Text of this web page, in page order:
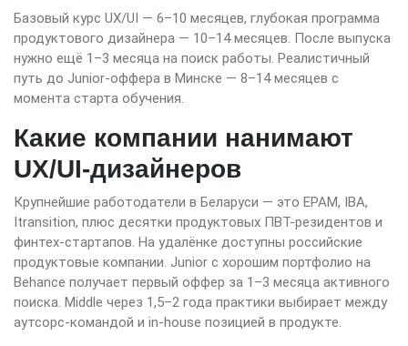
Базовый курс UX/UI — 6–10 месяцев, глубокая программа
продуктового дизайнера — 10–14 месяцев. После выпуска
нужно ещё 1–3 месяца на поиск работы. Реалистичный
путь до Junior-оффера в Минске — 8–14 месяцев с
момента старта обучения.
Какие компании нанимают
UX/UI-дизайнеров
Крупнейшие работодатели в Беларуси — это EPAM, IBA,
Itransition, плюс десятки продуктовых ПВТ-резидентов и
финтех-стартапов. На удалёнке доступны российские
продуктовые компании. Junior с хорошим портфолио на
Behance получает первый оффер за 1–3 месяца активного
поиска. Middle через 1,5–2 года практики выбирает между
аутсорс-командой и in-house позицией в продукте.